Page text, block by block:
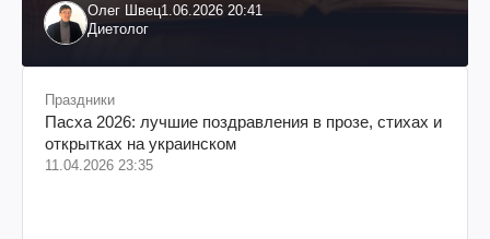
Олег Швец1.06.2026 20:41
Диетолог
Праздники
Пасха 2026: лучшие поздравления в прозе, стихах и
открытках на украинском
11.04.2026 23:35